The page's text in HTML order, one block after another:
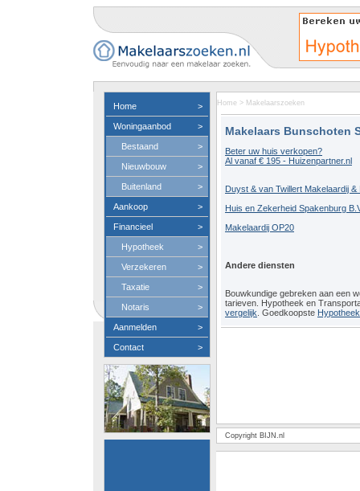
Home >
Woningaanbod >
Bestaand >
Nieuwbouw >
Buitenland >
Aankoop >
Financieel >
Hypotheek >
Verzekeren >
Taxatie >
Notaris >
Aanmelden >
Contact >
Home > Makelaarszoeken
Makelaars Bunschoten
Beter uw huis verkopen?
Al vanaf € 195 - Huizenpartner.nl
Duyst & van Twillert Makelaardij &
Huis en Zekerheid Spakenburg
Makelaardij OP20
Andere diensten
Bouwkundige gebreken aan een
tarieven. Hypotheek en
vergelijk . Goedkoopste
Copyright BIJN.nl